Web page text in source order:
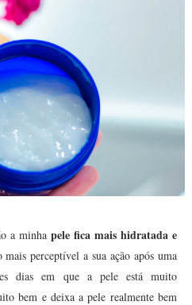
a minhapele fica mais hidratada e
perceptível a sua ação após uma
dias em que a pele está muito
bem e deixa a pele realmente bem